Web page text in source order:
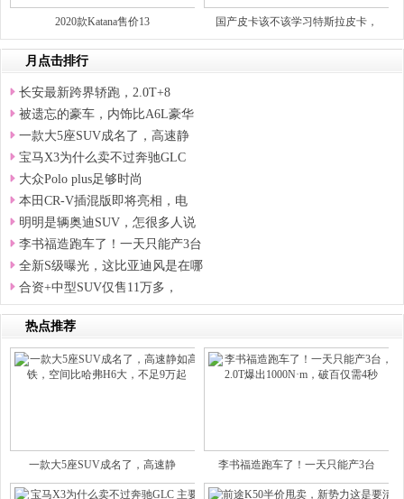
2020款Katana售价13 国产皮卡该不该学习特斯拉皮卡，
月点击排行
长安最新跨界轿跑，2.0T+8
被遗忘的豪车，内饰比A6L豪华
一款大5座SUV成名了，高速静
宝马X3为什么卖不过奔驰GLC
大众Polo plus足够时尚
本田CR-V插混版即将亮相，电
明明是辆奥迪SUV，怎很多人说
李书福造跑车了！一天只能产3台
全新S级曝光，这比亚迪风是在哪
合资+中型SUV仅售11万多，
热点推荐
一款大5座SUV成名了，高速静 李书福造跑车了！一天只能产3台